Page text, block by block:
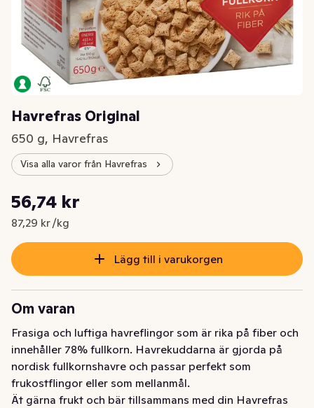
Havrefras Original
650 g, Havrefras
Visa alla varor från Havrefras
Nuvarande pris är: 56,74 kr
56,74 kr
87,29 kr /kg
Styckpris: 87,29 kr /kg
Lägg till i varukorgen
Om varan
Frasiga och luftiga havreflingor som är rika på fiber och
innehåller 78% fullkorn. Havrekuddarna är gjorda på
nordisk fullkornshavre och passar perfekt som
frukostflingor eller som mellanmål.
Ät gärna frukt och bär tillsammans med din Havrefras